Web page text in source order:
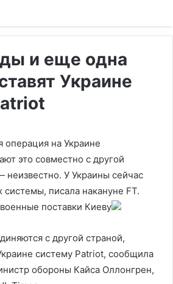
и еще одна
Украине
на Украине
это совместно с другой
неизвестно. У Украины сейчас
системы, писала накануне FT.
поставки Киеву
с другой страной,
систему Patriot, сообщила
обороны Кайса Оллонгрен,